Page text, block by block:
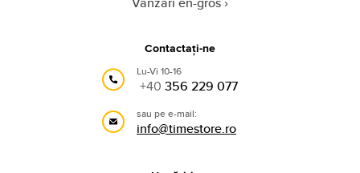
Contactați-ne
Lu-Vi 10-16
+40 356 229 077
sau pe e-mail:
info@timestore.ro